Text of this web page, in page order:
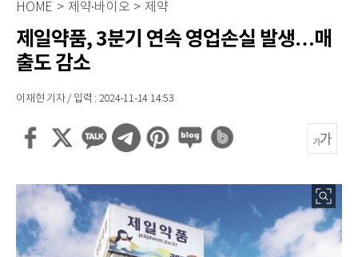
HOME > 제약∙바이오 > 제약
제일약품, 3분기 연속 영업손실 발생…매
출도 감소
이재현 기자 / 입력 : 2024-11-14 14:53